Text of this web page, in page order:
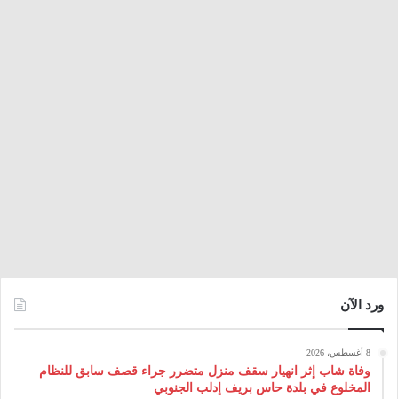
ورد الآن
8 أغسطس، 2026
وفاة شاب إثر انهيار سقف منزل متضرر جراء قصف سابق للنظام
المخلوع في بلدة حاس بريف إدلب الجنوبي